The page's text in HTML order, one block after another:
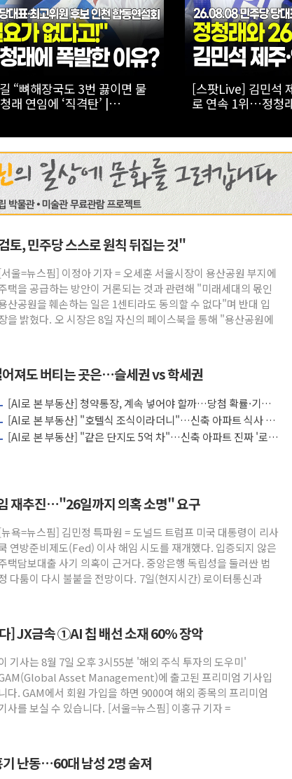
“누가 김민석보다 국정 방향
서 ‘대체불가’ 외쳤다 |
[스팟Live] 정청래,
영길엔 “사람 고쳐
토, 민주당 스스로 원칙 뒤집는 것"
울=뉴스핌] 이정아 기자 = 오세훈 서울시장이 용산공원 부지에
택을 공급하는 방안이 거론되는 것과 관련해 "미래세대의 몫인
산공원을 훼손하는 일은 1센티라도 동의할 수 없다"며 반대 입
을 밝혔다. 오 시장은 8일 자신의 페이스북을 통해 "용산공원에
져도 버티는 곳은…슬세권 vs 학세권
[AI로 본 부동산] 청약통장, 계속 넣어야 할까…당첨 확률·기회
비용 따져보니
[AI로 본 부동산] "호텔식 조식이라더니"…신축 아파트 식사 서
비스의 속사정
[AI로 본 부동산] "같은 단지도 5억 차"…신축 아파트 진짜 '로얄
재추진…"26일까지 의혹 소명" 요구
욕=뉴스핌] 김민정 특파원 = 도널드 트럼프 미국 대통령이 리사
연방준비제도(Fed) 이사 해임 시도를 재개했다. 입증되지 않은
택담보대출 사기 의혹이 근거다. 중앙은행 독립성을 둘러싼 법
다툼이 다시 불붙을 전망이다. 7일(현지시간) 로이터통신과
] JX금속 ①AI 칩 배선 소재 60% 장악
기사는 8월 7일 오후 3시55분 '해외 주식 투자의 도우미'
Asset Management)에 출고된 프리미엄 기사입
다. GAM에서 회원 가입을 하면 9000여 해외 종목의 프리미엄
사를 보실 수 있습니다. [서울=뉴스핌] 이홍규 기자 =
난동…60대 남성 2명 숨져